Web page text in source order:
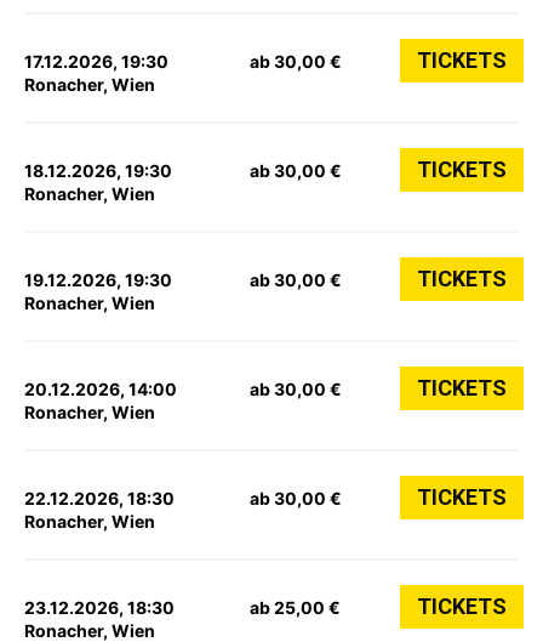
17.12.2026, 19:30
Ronacher, Wien
ab 30,00 € TICKETS
18.12.2026, 19:30
Ronacher, Wien
ab 30,00 € TICKETS
19.12.2026, 19:30
Ronacher, Wien
ab 30,00 € TICKETS
20.12.2026, 14:00
Ronacher, Wien
ab 30,00 € TICKETS
22.12.2026, 18:30
Ronacher, Wien
ab 30,00 € TICKETS
23.12.2026, 18:30
Ronacher, Wien
ab 25,00 € TICKETS